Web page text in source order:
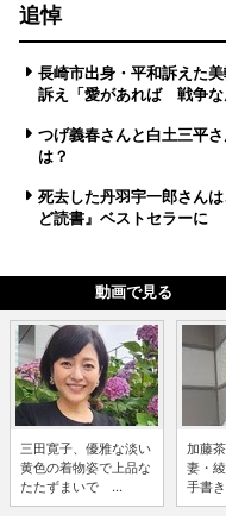
追悼
長崎市出身・平和訴えた
訴え「愛があれば 戦争な
つげ義春さんと白土三平
は？
死去した丹羽宇一郎さん
ど読書』ベストセラーに
動画で見る
三田寛子、優雅な淡い
黄色の着物姿で上品な
たたずまいで ...
加藤
妻・
手書